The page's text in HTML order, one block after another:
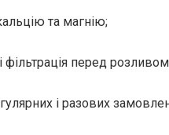
та магнію;
фільтрація перед
і разових